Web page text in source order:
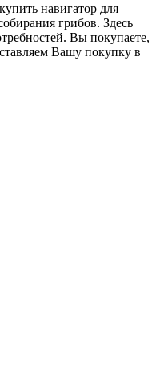
навигатор для
грибов. Здесь
Вы покупаете,
Вашу покупку в